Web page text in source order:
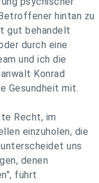
hintan zu
gut behandelt
durch eine
und ich die
Konrad
Gesundheit mit.
Recht, im
einzuholen, die
uns
denen
führt